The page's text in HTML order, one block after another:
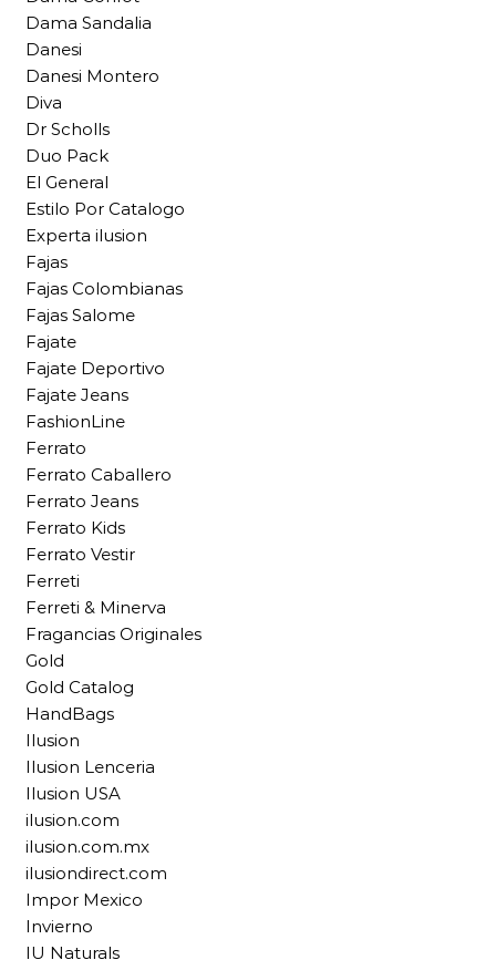
Dama Sandalia
Danesi
Danesi Montero
Diva
Dr Scholls
Duo Pack
El General
Estilo Por Catalogo
Experta ilusion
Fajas
Fajas Colombianas
Fajas Salome
Fajate
Fajate Deportivo
Fajate Jeans
FashionLine
Ferrato
Ferrato Caballero
Ferrato Jeans
Ferrato Kids
Ferrato Vestir
Ferreti
Ferreti & Minerva
Fragancias Originales
Gold
Gold Catalog
HandBags
Ilusion
Ilusion Lenceria
Ilusion USA
ilusion.com
ilusion.com.mx
ilusiondirect.com
Impor Mexico
Invierno
IU Naturals